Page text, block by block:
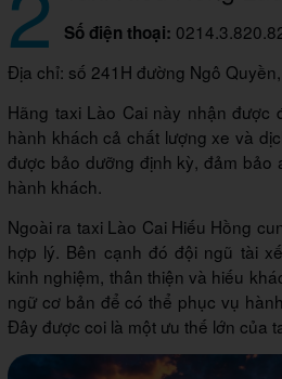
Số điện thoại:
Địa chỉ: số 241H đường Ngô
Hãng taxi Lào Cai này nhận được
hành khách cả chất lượng xe và
được bảo dưỡng định kỳ, đảm bảo
hành khách.
Ngoài ra taxi Lào Cai Hiếu Hồng
hợp lý. Bên cạnh đó đội ngũ tài
kinh nghiệm, thân thiện và hiếu
ngữ cơ bản để có thể phục vụ
Đây được coi là một ưu thế lớn của